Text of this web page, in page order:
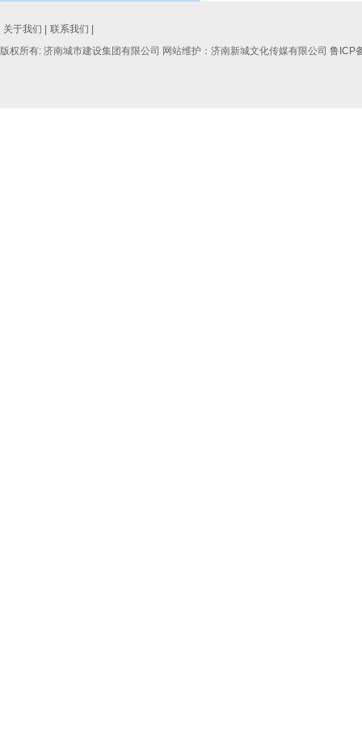
关于我们 |
联系我们 |
版权所有: 济南城市建设集团有限公司 网站维护：济南新城文化传媒有限公司 鲁ICP